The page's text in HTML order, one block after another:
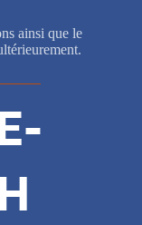
ainsi que le